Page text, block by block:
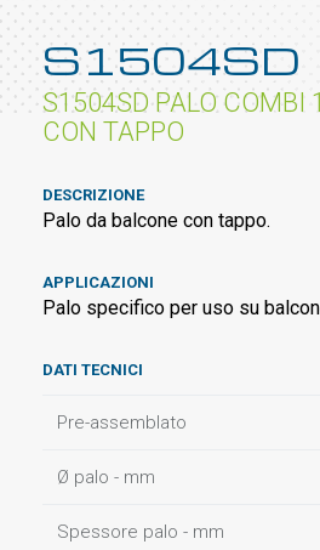
S1504SD
S1504SD PALO COMBI
CON TAPPO
DESCRIZIONE
Palo da balcone con tappo.
APPLICAZIONI
Palo specifico per uso su
DATI TECNICI
Pre-assemblato
Ø palo - mm
Spessore palo - mm